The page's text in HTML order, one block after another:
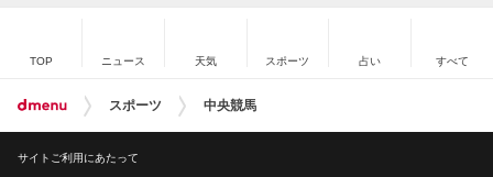
TOP ニュース 天気 スポーツ 占い すべて
スポーツ 中央競馬
サイトご利用にあたって